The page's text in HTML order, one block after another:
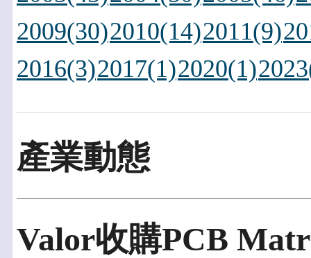
2009(30)2010(14)2011(9)
2016(3)2017(1)2020(1)
產業動態
Valor收購PCB